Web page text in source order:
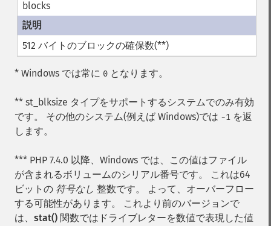
blocks
512 バイトのブロックの確保数(**)
* Windows では常に 0 となります。
** st_blksize タイプをサポートするシステムでのみ有効
です。 その他のシステム(例えば Windows)では -1 を返
します。
*** PHP 7.4.0 以降、Windows では、この値はファイル
が含まれるボリュームのシリアル番号です。 これは64
ビットの 符号なし 整数です。 よって、オーバーフロー
する可能性があります。 これより前のバージョンで
は、 stat() 関数ではドライブレターを数値で表現した値